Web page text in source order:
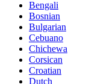
Bengali
Bosnian
Bulgarian
Cebuano
Chichewa
Corsican
Croatian
Dutch